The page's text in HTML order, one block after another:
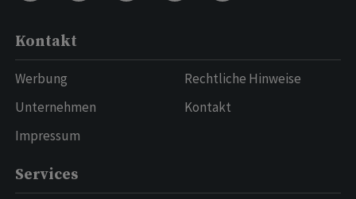
Kontakt
Werbung
Unternehmen
Impressum
Rechtliche Hinweise
Kontakt
Services